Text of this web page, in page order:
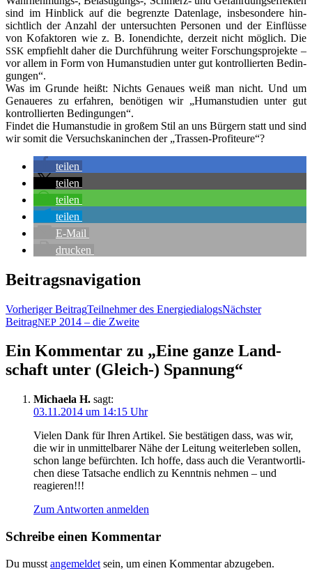
sind im Hin­blick auf die begrenz­te Daten­la­ge, ins­be­son­de­re hin­
sicht­lich der Anzahl der unter­such­ten Per­so­nen und der Ein­flüs­se
von Kofak­to­ren wie z. B. Ionen­dich­te, der­zeit nicht mög­lich. Die
SSK emp­fiehlt daher die Durch­füh­rung wei­ter For­schungs­pro­jek­te –
vor allem in Form von Human­stu­di­en unter gut kon­trol­lier­ten Bedin­
gun­gen“.
Was im Grun­de heißt: Nichts Genau­es weiß man nicht. Und um
Genaue­res zu erfah­ren, benö­ti­gen wir „Human­stu­di­en unter gut
kon­trol­lier­ten Bedin­gun­gen“.
Fin­det die Human­stu­die in gro­ßem Stil an uns Bür­gern statt und sind
wir somit die Ver­suchs­ka­nin­chen der „Tras­sen-Pro­fi­teu­re“?
tei­len
tei­len
tei­len
tei­len
E‑Mail
dru­cken
Beitragsnavigation
Vorheriger BeitragTeil­neh­mer des EnergiedialogsNächster
BeitragNEP 2014 – die Zweite
Ein Kommentar zu „Eine gan­ze Land­
schaft unter (Gleich-) Spannung“
Michaela H. sagt:
03.11.2014 um 14:15 Uhr
Vie­len Dank für Ihren Arti­kel. Sie bestä­ti­gen dass, was wir,
die wir in unmit­tel­ba­rer Nähe der Lei­tung wei­ter­le­ben sol­len,
schon lan­ge befürch­ten. Ich hof­fe, dass auch die Ver­ant­wort­li­
chen die­se Tat­sa­che end­lich zu Kennt­nis neh­men – und
reagieren!!!
Zum Antworten anmelden
Schreibe einen Kommentar
Du musst angemeldet sein, um einen Kommentar abzugeben.